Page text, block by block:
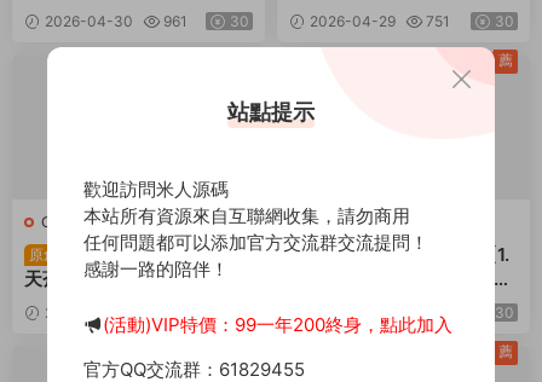
權版】Win一鍵服務端+安卓
蘋果雙端+GM授權後台+視
頻架設教程
2026-04-30 961 30
Win一鍵服務端+安卓蘋果雙
端+GM授權後台+視頻架設
2026-04-29 751 30
C-傳奇·手遊服務端
原創
戰神引擎傳奇手遊【淩
天蒼穹錄七大陸單職業第二
季[小蘭插件免授權]】Win
一鍵服務端+安卓蘋果雙端+
2026-04-29 610
C-傳奇·手遊服務端
原創 戰神引擎傳奇手遊【1.
76原始複古魔龍終極情懷版
[小蘭插件免授權]】Win一
鍵服務端+安卓蘋果雙端+G
M授權後台+視頻架設教程
2026-04-14 979 30
薦
薦
站點提示
歡迎訪問米人源碼
本站所有資源來自互聯網收集，請勿商用
任何問題都可以添加官方交流群交流提問！
感謝一路的陪伴！
(活動)VIP特價：99一年200終身，點此加入
官方QQ交流群：61829455